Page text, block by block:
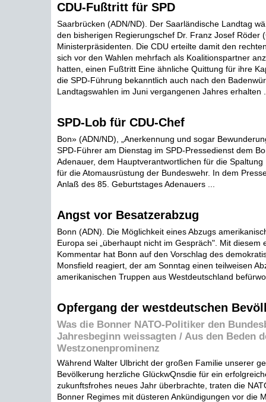
CDU-Fußtritt für SPD
Saarbrücken (ADN/ND). Der Saarländische Landtag
den bisherigen Regierungschef Dr. Franz Josef Röder
Ministerpräsidenten. Die CDU erteilte damit den
sich vor den Wahlen mehrfach als Koalitionspartner
hatten, einen Fußtritt Eine ähnliche Quittung für ihre
die SPD-Führung bekanntlich auch nach den
Landtagswahlen im Juni vergangenen Jahres erhalten
SPD-Lob für CDU-Chef
Bon» (ADN/ND), „Anerkennung und sogar
SPD-Führer am Dienstag im SPD-Pressedienst dem
Adenauer, dem Hauptverantwortlichen für die Spaltung
für die Atomausrüstung der Bundeswehr. In dem
Anlaß des 85. Geburtstages Adenauers ...
Angst vor Besatzerabzug
Bonn (ADN). Die Möglichkeit eines Abzugs
Europa sei „überhaupt nicht im Gespräch". Mit diesem
Kommentar hat Bonn auf den Vorschlag des
Monsfield reagiert, der am Sonntag einen teilweisen
amerikanischen Truppen aus Westdeutschland
Opfergang der westdeutschen
Was die Bonner NATO-Politiker den
Jahresbeginn weissagten / Aus den Beden
Westzonenprominenz
Während Walter Ulbricht der großen Familie unserer
Bevölkerung herzliche GlückwQnsdie für ein
zukunftsfrohes neues Jahr überbrachte, traten die
Bonner Regimes mit düsteren Ankündigungen vor die